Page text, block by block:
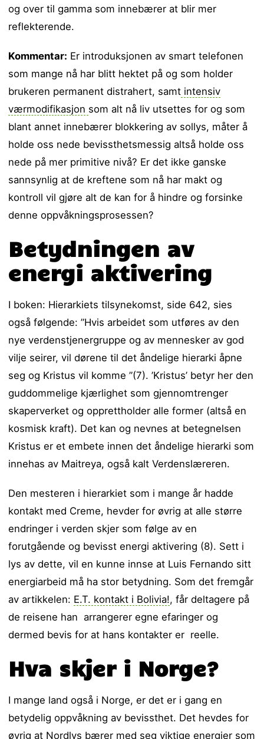
og over til gamma som innebærer at blir mer
reflekterende.
Kommentar: Er introduksjonen av smart telefonen
som mange nå har blitt hektet på og som holder
brukeren permanent distrahert, samt intensiv
værmodifikasjon som alt nå liv utsettes for og som
blant annet innebærer blokkering av sollys, måter å
holde oss nede bevissthetsmessig altså holde oss
nede på mer primitive nivå? Er det ikke ganske
sannsynlig at de kreftene som nå har makt og
kontroll vil gjøre alt de kan for å hindre og forsinke
denne oppvåkningsprosessen?
Betydningen av
energi aktivering
I boken: Hierarkiets tilsynekomst, side 642, sies
også følgende: ”Hvis arbeidet som utføres av den
nye verdenstjenergruppe og av mennesker av god
vilje seirer, vil dørene til det åndelige hierarki åpne
seg og Kristus vil komme ”(7). ’Kristus’ betyr her den
guddommelige kjærlighet som gjennomtrenger
skaperverket og opprettholder alle former (altså en
kosmisk kraft). Det kan og nevnes at betegnelsen
Kristus er et embete innen det åndelige hierarki som
innehas av Maitreya, også kalt Verdenslæreren.
Den mesteren i hierarkiet som i mange år hadde
kontakt med Creme, hevder for øvrig at alle større
endringer i verden skjer som følge av en
forutgående og bevisst energi aktivering (8). Sett i
lys av dette, vil en kunne innse at Luis Fernando sitt
energiarbeid må ha stor betydning. Som det fremgår
av artikkelen: E.T. kontakt i Bolivia!, får deltagere på
de reisene han arrangerer egne efaringer og
dermed bevis for at hans kontakter er reelle.
Hva skjer i Norge?
I mange land også i Norge, er det er i gang en
betydelig oppvåkning av bevissthet. Det hevdes for
øvrig at Nordlys bærer med seg viktige energier som